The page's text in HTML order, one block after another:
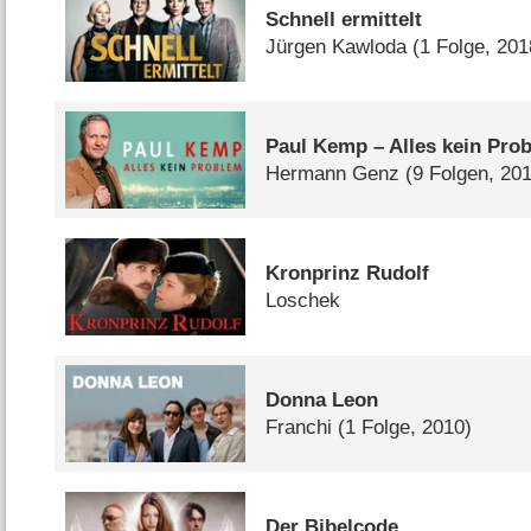
Schnell ermittelt
Jürgen Kawloda (1 Folge,
Paul Kemp – Alles kein
Hermann Genz (9 Folgen,
Kronprinz Rudolf
Loschek
Donna Leon
Franchi (1 Folge, 2010)